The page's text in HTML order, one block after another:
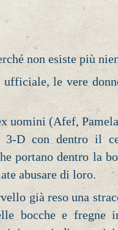
non esiste più
ufficiale, le vere
uomini (Afef,
3-D con dentro il
portano dentro la
abusare di loro.
già reso una
bocche e fregne